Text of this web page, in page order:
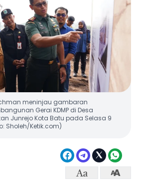
meninjau gambaran
Gerai KDMP di Desa
Junrejo Kota Batu pada Selasa 9
Sholeh/Ketik.com)